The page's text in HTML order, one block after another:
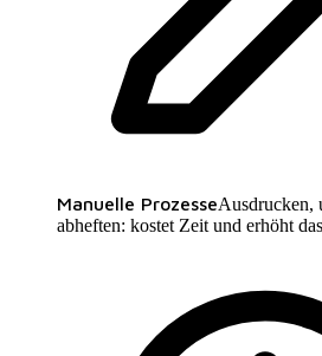
Manuelle ProzesseAusdrucken,
abheften: kostet Zeit und erhöht